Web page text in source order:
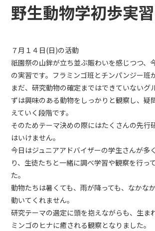
野生動物学初歩実習
７月１４日(日)の活動
祇園祭の山鉾が立ち並ぶ賑わいを感じつつ、
の実習です。フラミンゴ班とチンパンジー班
まだ、研究動物の確定まではできていないグ
ずは興味のある動物をしっかりと観察し、疑
えていく段階です。
そのためテーマ決めの際にはたくさんの先行
はいけません。
今日はジュニアアドバイザーの学生さんが多
り、生徒たちと一緒に調べ学習や観察を行っ
た。
動物たちは暑くても、雨が降っても、なかな
動いてくれません。
研究テーマの選定に頭を抱えながらも、生ま
ミンゴのヒナに癒される観察となりました。